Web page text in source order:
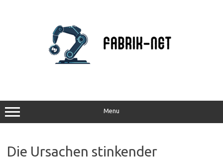
Menu
Die Ursachen stinkender